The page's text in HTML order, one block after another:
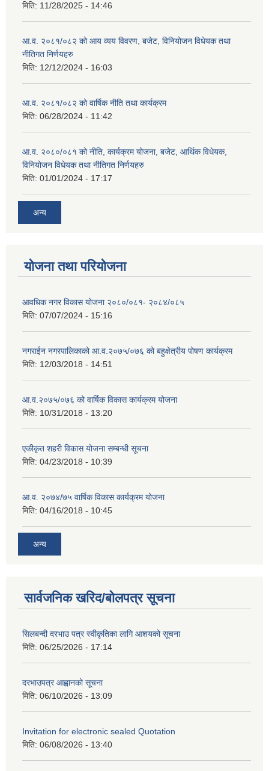
मिति: 11/28/2025 - 14:46
आ.व. २०८१/०८२ को आय व्यय विवरण, बजेट, विनियोजन विधेयक तथा
नीतिगत निर्णयहरु
मिति: 12/12/2024 - 16:03
आ.व. २०८१/०८२ को वार्षिक नीति तथा कार्यक्रम
मिति: 06/28/2024 - 11:42
आ.व. २०८०/०८१ को नीति, कार्यक्रम योजना, बजेट, आर्थिक विधेयक,
विनियोजन विधेयक तथा नीतिगत निर्णयहरु
मिति: 01/01/2024 - 17:17
अन्य
योजना तथा परियोजना
आवधिक नगर विकास योजना २०८०/०८१- २०८४/०८५
मिति: 07/07/2024 - 15:16
नगराईन नगरपालिकाको आ.व.२०७५/०७६ को बहुक्षेत्रीय पोषण कार्यक्रम
मिति: 12/03/2018 - 14:51
आ.व.२०७५/०७६ को वार्षिक विकास कार्यक्रम योजना
मिति: 10/31/2018 - 13:20
एकीकृत शहरी विकास योजना सम्बन्धी सूचना
मिति: 04/23/2018 - 10:39
आ.व. २०७४/७५ वार्षिक विकास कार्यक्रम योजना
मिति: 04/16/2018 - 10:45
अन्य
सार्वजनिक खरिद/बोलपत्र सूचना
सिलबन्दी दरभाउ पत्र स्वीकृतिका लागि आशयको सूचना
मिति: 06/25/2026 - 17:14
दरभाउपत्र आह्वानको सूचना
मिति: 06/10/2026 - 13:09
Invitation for electronic sealed Quotation
मिति: 06/08/2026 - 13:40